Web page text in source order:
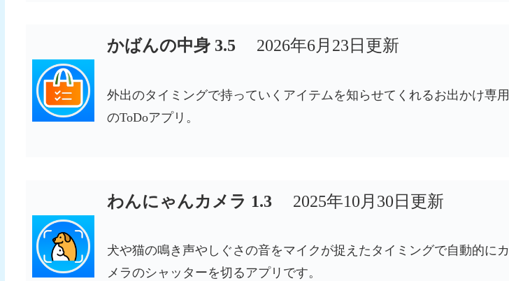
かばんの中身 3.5 2026年6月23日更新
外出のタイミングで持っていくアイテムを知らせてくれるお出かけ専用
のToDoアプリ。
わんにゃんカメラ 1.3 2025年10月30日更新
犬や猫の鳴き声やしぐさの音をマイクが捉えたタイミングで自動的にカ
メラのシャッターを切るアプリです。